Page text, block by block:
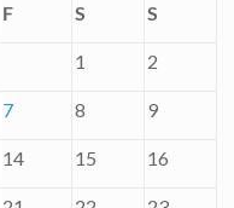
F S S
1 2
7 8 9
14 15 16